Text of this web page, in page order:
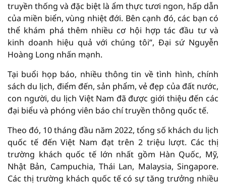
truyền thống và đặc biệt là ẩm thực tươi ngon, hấp dẫn
của miền biển, vùng nhiệt đới. Bên cạnh đó, các bạn có
thể khám phá thêm nhiều cơ hội hợp tác đầu tư và
kinh doanh hiệu quả với chúng tôi”, Đại sứ Nguyễn
Hoàng Long nhấn mạnh.
Tại buổi họp báo, nhiều thông tin về tình hình, chính
sách du lịch, điểm đến, sản phẩm, vẻ đẹp của đất nước,
con người, du lịch Việt Nam đã được giới thiệu đến các
đại biểu và phóng viên báo chí truyền thông quốc tế.
Theo đó, 10 tháng đầu năm 2022, tổng số khách du lịch
quốc tế đến Việt Nam đạt trên 2 triệu lượt. Các thị
trường khách quốc tế lớn nhất gồm Hàn Quốc, Mỹ,
Nhật Bản, Campuchia, Thái Lan, Malaysia, Singapore.
Các thị trường khách quốc tế có sự tăng trưởng nhiều